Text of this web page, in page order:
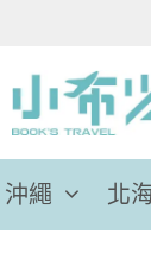
沖繩 北